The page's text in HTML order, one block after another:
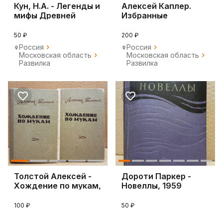
Кун, Н.А. - Легенды и
мифы Древней
50 ₽
Россия
Московская область
Развилка
Алексей Каплер.
Избранные
тома)
200 ₽
Россия
Московская область
Развилка
Толстой Алексей -
Хождение по мукам,
100 ₽
Дороти Паркер -
Новеллы, 1959
50 ₽